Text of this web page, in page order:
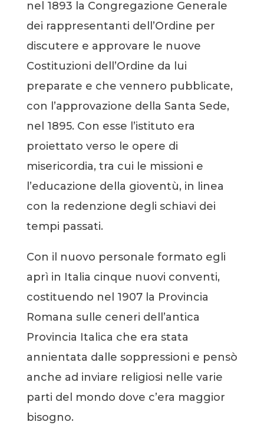
nel 1893 la Congregazione Generale
dei rappresentanti dell’Ordine per
discutere e approvare le nuove
Costituzioni dell’Ordine da lui
preparate e che vennero pubblicate,
con l’approvazione della Santa Sede,
nel 1895. Con esse l’istituto era
proiettato verso le opere di
misericordia, tra cui le missioni e
l’educazione della gioventù, in linea
con la redenzione degli schiavi dei
tempi passati.
Con il nuovo personale formato egli
aprì in Italia cinque nuovi conventi,
costituendo nel 1907 la Provincia
Romana sulle ceneri dell’antica
Provincia Italica che era stata
annientata dalle soppressioni e pensò
anche ad inviare religiosi nelle varie
parti del mondo dove c’era maggior
bisogno.